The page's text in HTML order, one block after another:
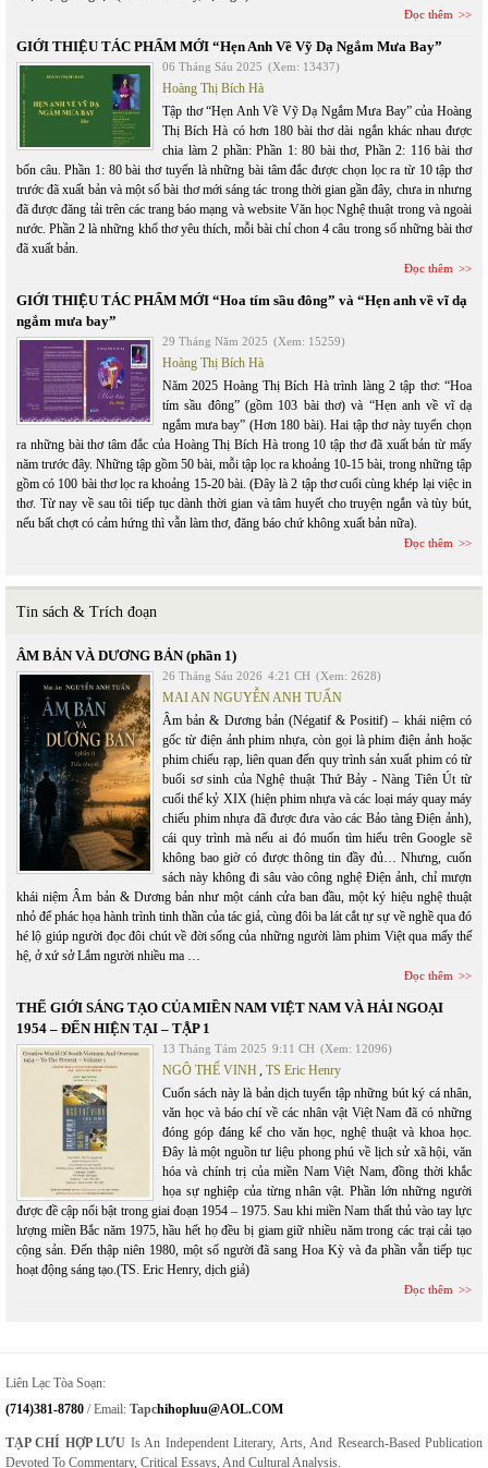
Đọc thêm
GIỚI THIỆU TÁC PHẨM MỚI “Hẹn Anh Về Vỹ Dạ Ngắm Mưa Bay”
06 Tháng Sáu 2025 (Xem: 13437)
Hoàng Thị Bích Hà
Tập thơ “Hẹn Anh Về Vỹ Dạ Ngắm Mưa Bay” của Hoàng
Thị Bích Hà có hơn 180 bài thơ dài ngắn khác nhau được
chia làm 2 phần: Phần 1: 80 bài thơ, Phần 2: 116 bài thơ
bốn câu. Phần 1: 80 bài thơ tuyển là những bài tâm đắc được chọn lọc ra từ 10 tập thơ
trước đã xuất bản và một số bài thơ mới sáng tác trong thời gian gần đây, chưa in nhưng
đã được đăng tải trên các trang báo mạng và website Văn học Nghệ thuật trong và ngoài
nước. Phần 2 là những khổ thơ yêu thích, mỗi bài chỉ chon 4 câu trong số những bài thơ
đã xuất bản.
Đọc thêm
GIỚI THIỆU TÁC PHẨM MỚI “Hoa tím sầu đông” và “Hẹn anh về vĩ dạ
ngắm mưa bay”
29 Tháng Năm 2025 (Xem: 15259)
Hoàng Thị Bích Hà
Năm 2025 Hoàng Thị Bích Hà trình làng 2 tập thơ: “Hoa
tím sầu đông” (gồm 103 bài thơ) và “Hẹn anh về vĩ dạ
ngắm mưa bay” (Hơn 180 bài). Hai tập thơ này tuyển chọn
ra những bài thơ tâm đắc của Hoàng Thị Bích Hà trong 10 tập thơ đã xuất bản từ mấy
năm trước đây. Những tập gồm 50 bài, mỗi tập lọc ra khoảng 10-15 bài, trong những tập
gồm có 100 bài thơ lọc ra khoảng 15-20 bài. (Đây là 2 tập thơ cuối cùng khép lại việc in
thơ. Từ nay về sau tôi tiếp tục dành thời gian và tâm huyết cho truyện ngắn và tùy bút,
nếu bất chợt có cảm hứng thì vẫn làm thơ, đăng báo chứ không xuất bản nữa).
Đọc thêm
Tin sách & Trích đoạn
ÂM BẢN VÀ DƯƠNG BẢN (phần 1)
26 Tháng Sáu 2026 4:21 CH (Xem: 2628)
MAI AN NGUYỄN ANH TUẤN
Âm bản & Dương bản (Négatif & Positif) – khái niệm có
gốc từ điện ảnh phim nhựa, còn gọi là phim điện ảnh hoặc
phim chiếu rạp, liên quan đến quy trình sản xuất phim có từ
buổi sơ sinh của Nghệ thuật Thứ Bảy - Nàng Tiên Út từ
cuối thế kỷ XIX (hiện phim nhựa và các loại máy quay máy
chiếu phim nhựa đã được đưa vào các Bảo tàng Điện ảnh),
cái quy trình mà nếu ai đó muốn tìm hiểu trên Google sẽ
không bao giờ có được thông tin đầy đủ… Nhưng, cuốn
sách này không đi sâu vào công nghệ Điện ảnh, chỉ mượn
khái niệm Âm bản & Dương bản như một cánh cửa ban đầu, một ký hiệu nghệ thuật
nhỏ để phác họa hành trình tinh thần của tác giả, cùng đôi ba lát cắt tự sự về nghề qua đó
hé lộ giúp người đọc đôi chút về đời sống của những người làm phim Việt qua mấy thế
hệ, ở xứ sở Lắm người nhiều ma …
Đọc thêm
THẾ GIỚI SÁNG TẠO CỦA MIỀN NAM VIỆT NAM VÀ HẢI NGOẠI
1954 – ĐẾN HIỆN TẠI – TẬP 1
13 Tháng Tám 2025 9:11 CH (Xem: 12096)
NGÔ THẾ VINH, TS Eric Henry
Cuốn sách này là bản dịch tuyển tập những bút ký cá nhân,
văn học và báo chí về các nhân vật Việt Nam đã có những
đóng góp đáng kể cho văn học, nghệ thuật và khoa học.
Đây là một nguồn tư liệu phong phú về lịch sử xã hội, văn
hóa và chính trị của miền Nam Việt Nam, đồng thời khắc
họa sự nghiệp của từng nhân vật. Phần lớn những người
được đề cập nổi bật trong giai đoạn 1954 – 1975. Sau khi miền Nam thất thủ vào tay lực
lượng miền Bắc năm 1975, hầu hết họ đều bị giam giữ nhiều năm trong các trại cải tạo
cộng sản. Đến thập niên 1980, một số người đã sang Hoa Kỳ và đa phần vẫn tiếp tục
hoạt động sáng tạo.(TS. Eric Henry, dịch giả)
Đọc thêm
Liên Lạc Tòa Soạn:
(714)381-8780 / Email: TapcHihopluu@AOL.COM
TẠP CHÍ HỢP LƯU Is An Independent Literary, Arts, And Research-Based Publication
Devoted To Commentary, Critical Essays, And Cultural Analysis.